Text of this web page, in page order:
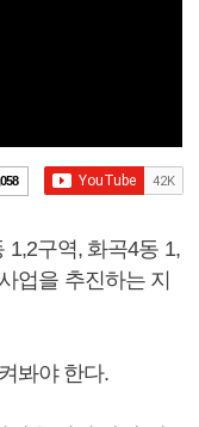
1,2구역, 화곡4동 1,
업을 추진하는 지
봐야 한다.